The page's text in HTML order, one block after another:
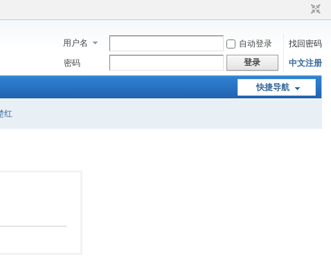
用户名 自动登录
找回密码
密码
登录 中文注册
快捷导航
红